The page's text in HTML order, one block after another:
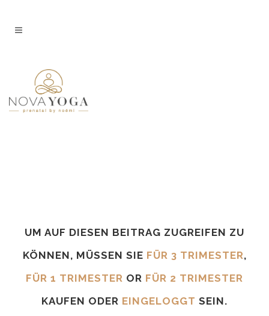
UM AUF DIESEN BEITRAG ZUGREIFEN ZU
KÖNNEN, MÜSSEN SIE FÜR 3 TRIMESTER,
FÜR 1 TRIMESTER OR FÜR 2 TRIMESTER
KAUFEN ODER EINGELOGGT SEIN.